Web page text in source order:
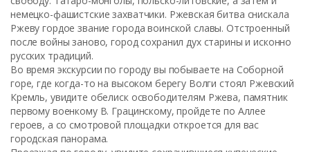
немецко-фашистские захватчики. Ржевская битва снискала
Ржеву гордое звание города воинской славы. Отстроенный
после войны заново, город сохранил дух старины и исконно
русских традиций.
Во время экскурсии по городу вы побываете на Соборной
горе, где когда-то на высоком берегу Волги стоял Ржевский
Кремль, увидите обелиск освободителям Ржева, памятник
первому военкому В. Грацинскому, пройдете по Аллее
героев, а со смотровой площадки откроется для вас
городская панорама.